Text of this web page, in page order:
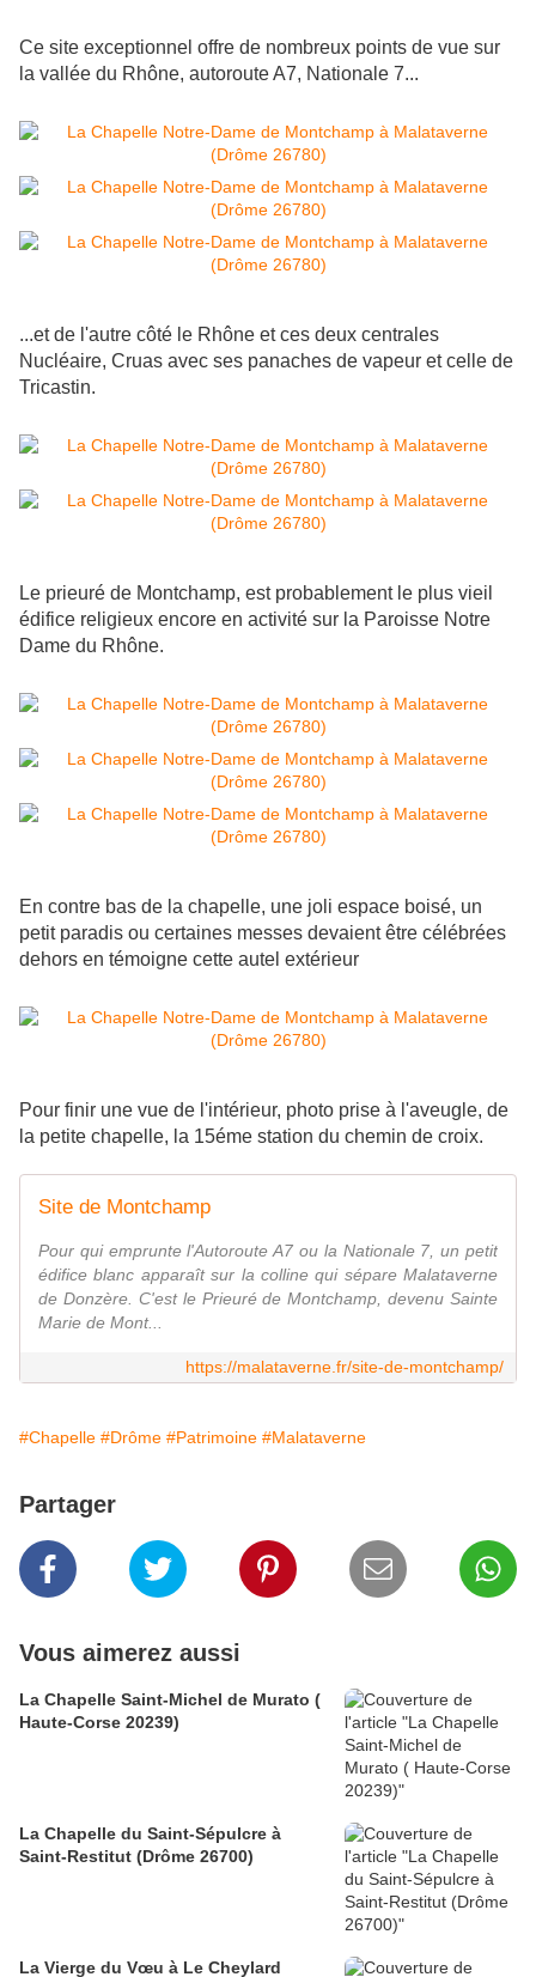
Ce site exceptionnel offre de nombreux points de vue sur
la vallée du Rhône, autoroute A7, Nationale 7...
...et de l'autre côté le Rhône et ces deux centrales
Nucléaire, Cruas avec ses panaches de vapeur et celle de
Tricastin.
Le prieuré de Montchamp, est probablement le plus vieil
édifice religieux encore en activité sur la Paroisse Notre
Dame du Rhône.
En contre bas de la chapelle, une joli espace boisé, un
petit paradis ou certaines messes devaient être célébrées
dehors en témoigne cette autel extérieur
Pour finir une vue de l'intérieur, photo prise à l'aveugle, de
la petite chapelle, la 15éme station du chemin de croix.
Site de Montchamp
Pour qui emprunte l'Autoroute A7 ou la Nationale 7, un petit
édifice blanc apparaît sur la colline qui sépare Malataverne
de Donzère. C'est le Prieuré de Montchamp, devenu Sainte
Marie de Mont...
https://malataverne.fr/site-de-montchamp/
#Chapelle #Drôme #Patrimoine #Malataverne
Partager
Vous aimerez aussi
La Chapelle Saint-Michel de Murato (
Haute-Corse 20239)
La Chapelle du Saint-Sépulcre à
Saint-Restitut (Drôme 26700)
La Vierge du Vœu à Le Cheylard